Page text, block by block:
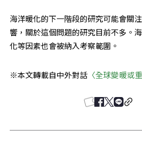
海洋暖化的下一階段的研究可能會關
響，關於這個問題的研究目前不多。
化等因素也會被納入考察範圍。
※本文轉載自中外對話 〈全球變暖或